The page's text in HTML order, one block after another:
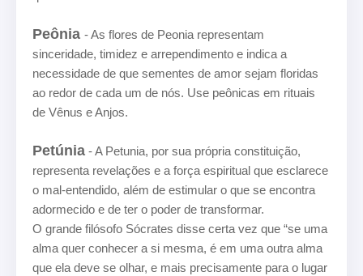
Peônia - As flores de Peonia representam
sinceridade, timidez e arrependimento e indica a
necessidade de que sementes de amor sejam floridas
ao redor de cada um de nós. Use peônicas em rituais
de Vênus e Anjos.
Petúnia - A Petunia, por sua própria constituição,
representa revelações e a força espiritual que esclarece
o mal-entendido, além de estimular o que se encontra
adormecido e de ter o poder de transformar.
O grande filósofo Sócrates disse certa vez que “se uma
alma quer conhecer a si mesma, é em uma outra alma
que ela deve se olhar, e mais precisamente para o lugar